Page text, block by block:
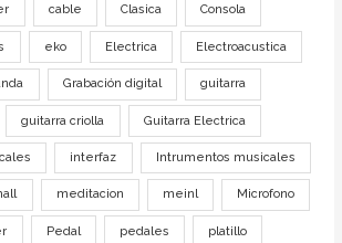
cable Clasica Consola
eko Electrica Electroacustica
Grabación digital guitarra
guitarra criolla Guitarra Electrica
interfaz Intrumentos musicales
meditacion meinl Microfono
Pedal pedales platillo